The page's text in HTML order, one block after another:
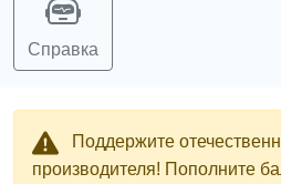
Справка
Поддержите
производителя! Пополните